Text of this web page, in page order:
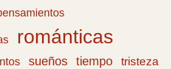
románticas
sueños tiempo
tristeza